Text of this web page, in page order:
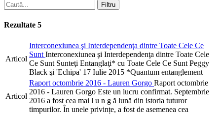
Rezultate 5
Articol
Interconexiunea şi Interdependenţa dintre Toate Cele Ce
Sunt Interconexiunea şi Interdependenţa dintre Toate Cele
Ce Sunt Sunteţi Entanglaţi* cu Toate Cele Ce Sunt Peggy
Black şi 'Echipa' 17 Iulie 2015 *Quantum entanglement
Articol
Raport octombrie 2016 - Lauren Gorgo Raport octombrie
2016 - Lauren Gorgo Este un lucru confirmat. Septembrie
2016 a fost cea mai l u n g ă lună din istoria tuturor
timpurilor. În unele privințe, a fost de asemenea cea